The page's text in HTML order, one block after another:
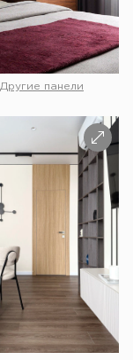
Другие панели